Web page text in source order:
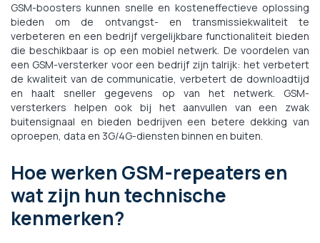
GSM-boosters kunnen snelle en kosteneffectieve oplossing
bieden om de ontvangst- en transmissiekwaliteit te
verbeteren en een bedrijf vergelijkbare functionaliteit bieden
die beschikbaar is op een mobiel netwerk. De voordelen van
een GSM-versterker voor een bedrijf zijn talrijk: het verbetert
de kwaliteit van de communicatie, verbetert de downloadtijd
en haalt sneller gegevens op van het netwerk. GSM-
versterkers helpen ook bij het aanvullen van een zwak
buitensignaal en bieden bedrijven een betere dekking van
oproepen, data en 3G/4G-diensten binnen en buiten.
Hoe werken GSM-repeaters en
wat zijn hun technische
kenmerken?